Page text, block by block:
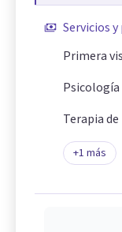
Servicios
Primera
Terapia de
+1 más